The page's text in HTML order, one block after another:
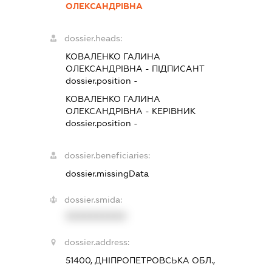
ОЛЕКСАНДРІВНА
dossier.heads:
КОВАЛЕНКО ГАЛИНА
ОЛЕКСАНДРІВНА - ПІДПИСАНТ
dossier.position -
КОВАЛЕНКО ГАЛИНА
ОЛЕКСАНДРІВНА - КЕРІВНИК
dossier.position -
dossier.beneficiaries:
dossier.missingData
dossier.smida:
dossier.address:
51400, ДНІПРОПЕТРОВСЬКА ОБЛ.,